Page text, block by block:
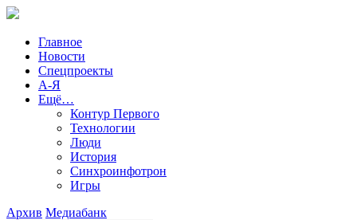
Главное
Новости
Спецпроекты
А-Я
Ещё…
Контур Первого
Технологии
Люди
История
Синхроинфотрон
Игры
Архив Медиабанк